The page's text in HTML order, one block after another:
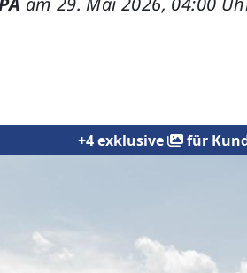
+4 exklusive für